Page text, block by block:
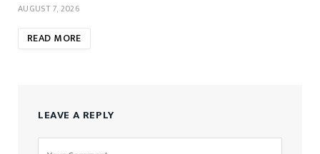
AUGUST 7, 2026
READ MORE
LEAVE A REPLY